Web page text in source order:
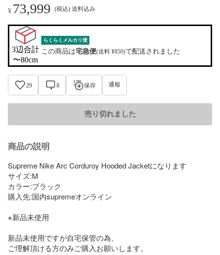
¥73,999 (税込) 送料込み
3辺合計
〜80cm
らくらくメルカリ便
この商品は宅急便(送料 ¥850)で配送されました
29 8 保存 通報
売り切れました
商品の説明
Supreme Nike Arc Corduroy Hooded Jacketになります
サイズ:M
カラー:ブラック
購入先:国内supremeオンライン
※新品未使用
新品未使用ですが自宅保管の為、
ご理解頂ける方のみご購入お願いします。